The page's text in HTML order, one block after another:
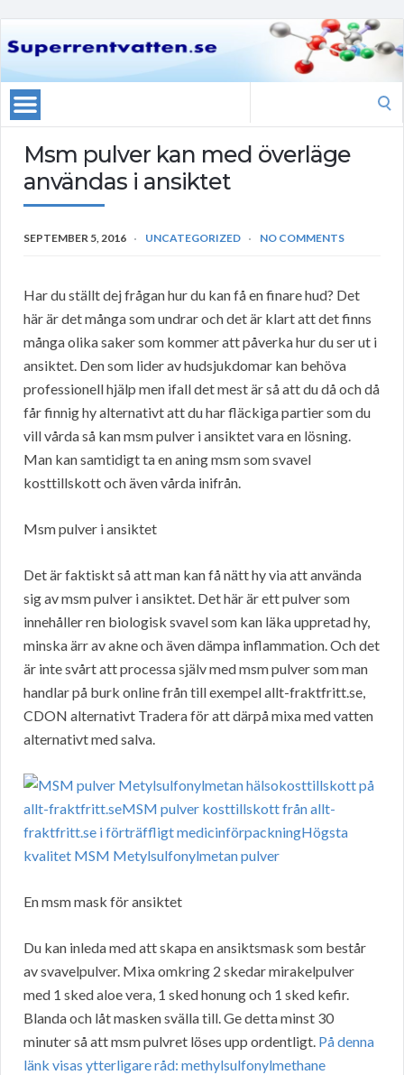
Msm pulver kan med överläge
användas i ansiktet
SEPTEMBER 5, 2016 UNCATEGORIZED NO COMMENTS
Har du ställt dej frågan hur du kan få en finare hud? Det
här är det många som undrar och det är klart att det finns
många olika saker som kommer att påverka hur du ser ut i
ansiktet. Den som lider av hudsjukdomar kan behöva
professionell hjälp men ifall det mest är så att du då och då
får finnig hy alternativt att du har fläckiga partier som du
vill vårda så kan msm pulver i ansiktet vara en lösning.
Man kan samtidigt ta en aning msm som svavel
kosttillskott och även vårda inifrån.
Msm pulver i ansiktet
Det är faktiskt så att man kan få nätt hy via att använda
sig av msm pulver i ansiktet. Det här är ett pulver som
innehåller ren biologisk svavel som kan läka uppretad hy,
minska ärr av akne och även dämpa inflammation. Och det
är inte svårt att processa själv med msm pulver som man
handlar på burk online från till exempel allt-fraktfritt.se,
CDON alternativt Tradera för att därpå mixa med vatten
alternativt med salva.
En msm mask för ansiktet
Du kan inleda med att skapa en ansiktsmask som består
av svavelpulver. Mixa omkring 2 skedar mirakelpulver
med 1 sked aloe vera, 1 sked honung och 1 sked kefir.
Blanda och låt masken svälla till. Ge detta minst 30
minuter så att msm pulvret löses upp ordentligt. På denna
länk visas ytterligare råd: methylsulfonylmethane